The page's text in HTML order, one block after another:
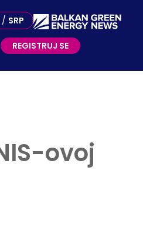
/ SRP
REGISTRUJ SE
ovoj